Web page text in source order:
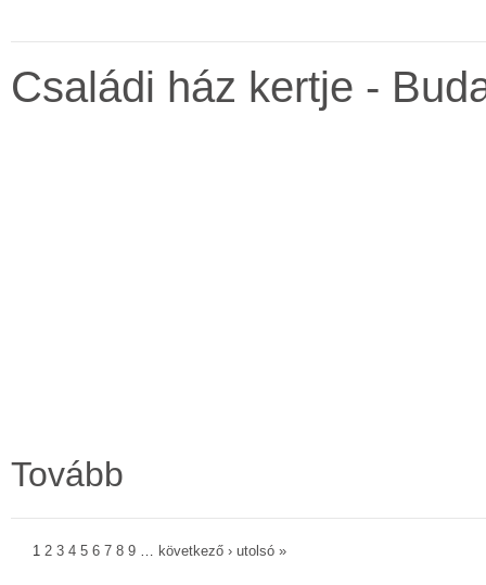
Családi ház kertje -
Tovább
1 2 3 4 5 6 7 8 9 következő › utolsó »